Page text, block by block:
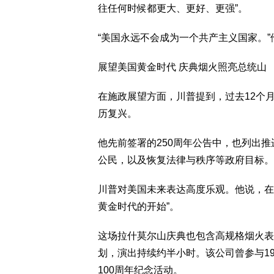
往任何时候都更大、更好、更强”。
“美国永远不会成为一个共产主义国家。
展望美国黄金时代 庆典烟火照亮总统山
在施政展望方面，川普提到，过去12个
历复兴。
他先前签署的250周年公告中，也列出
公民，以及恢复法律与秩序等政府目标。
川普对美国未来表达高度乐观。他说，
黄金时代的开始”。
这场拉什莫尔山庆典也包含高规格烟火
划，演出持续约半小时。该公司曾参与
100周年纪念活动。